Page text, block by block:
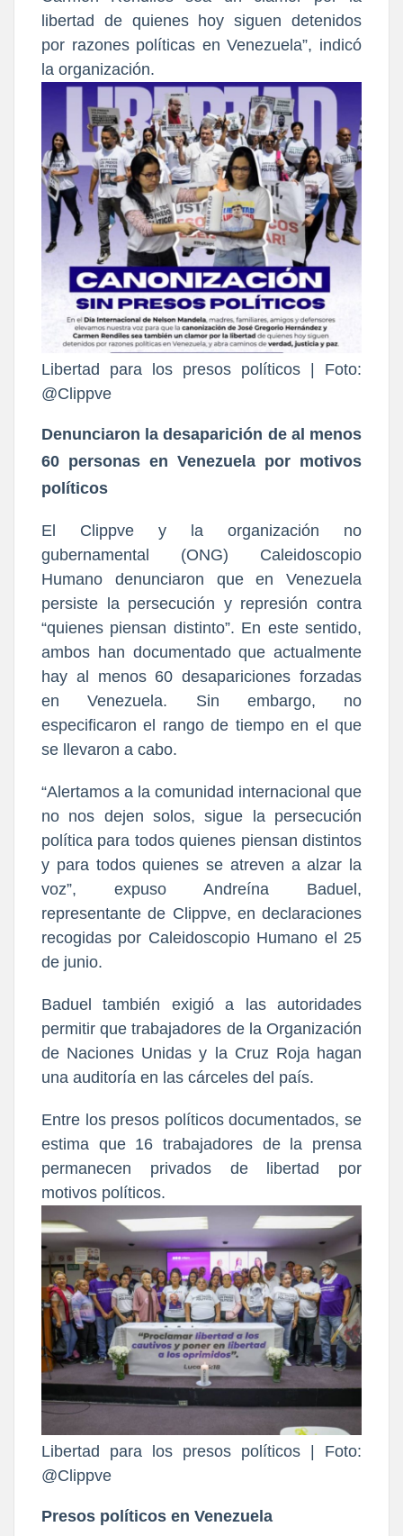
libertad de quienes hoy siguen detenidos
por razones políticas en Venezuela”, indicó
la organización.
Libertad para los presos políticos | Foto:
@Clippve
Denunciaron la desaparición de al menos
60 personas en Venezuela por motivos
políticos
El Clippve y la organización no
gubernamental (ONG) Caleidoscopio
Humano denunciaron que en Venezuela
persiste la persecución y represión contra
“quienes piensan distinto”. En este sentido,
ambos han documentado que actualmente
hay al menos 60 desapariciones forzadas
en Venezuela. Sin embargo, no
especificaron el rango de tiempo en el que
se llevaron a cabo.
“Alertamos a la comunidad internacional que
no nos dejen solos, sigue la persecución
política para todos quienes piensan distintos
y para todos quienes se atreven a alzar la
voz”, expuso Andreína Baduel,
representante de Clippve, en declaraciones
recogidas por Caleidoscopio Humano el 25
de junio.
Baduel también exigió a las autoridades
permitir que trabajadores de la Organización
de Naciones Unidas y la Cruz Roja hagan
una auditoría en las cárceles del país.
Entre los presos políticos documentados, se
estima que 16 trabajadores de la prensa
permanecen privados de libertad por
motivos políticos.
Libertad para los presos políticos | Foto:
@Clippve
Presos políticos en Venezuela